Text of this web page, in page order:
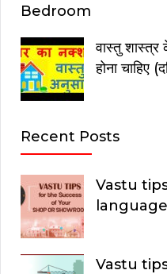
Bedroom
वास्तु
होना चाहिए
Recent Posts
Vastu
language
Vastu